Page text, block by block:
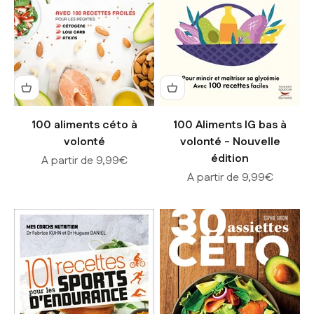
100 aliments céto à
volonté
Prix de vente
A partir de 9,99€
100 Aliments IG bas à
volonté - Nouvelle
édition
Prix de vente
A partir de 9,99€